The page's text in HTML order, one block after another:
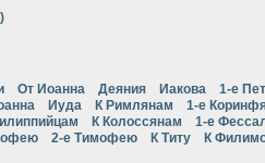
От Иоанна Деяния Иакова
1-е
Иуда К Римлянам
1-е
К Колоссянам
1-е
2-е Тимофею К Титу
К